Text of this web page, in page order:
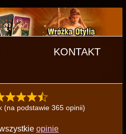
KONTAKT
(na podstawie 365 opinii)
opinie